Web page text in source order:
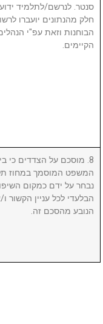
סנטר. לנרשם/לתלמיד ידוע
חלק מהנתונים יועברו
הבוחנות וזאת עפ"י
הקיימים.
8. מוסכם על הצדדים כי
המשפט המוסמך במחוז
נבחר על ידם כמקום
הבלעדי לכל עניין הקשור
הנובע מהסכם זה.